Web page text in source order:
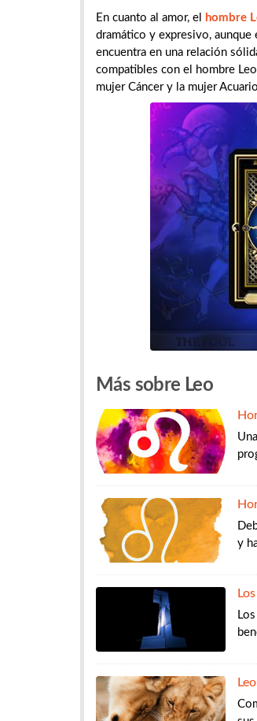
En cuanto al amor, el hombre
dramático y expresivo,
encuentra en una relación
compatibles con el hombre
mujer Cáncer y la mujer
Más sobre Leo
y